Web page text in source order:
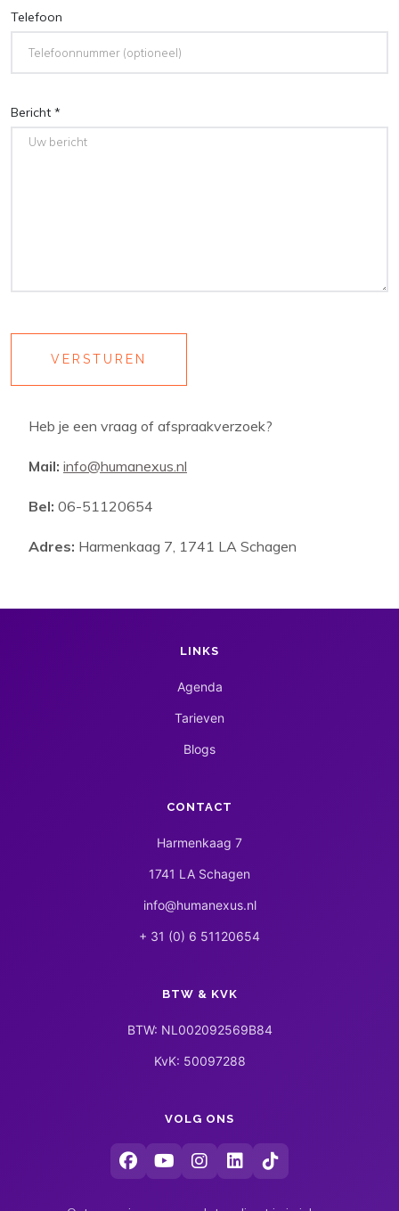
Telefoon
Bericht *
VERSTUREN
Heb je een vraag of afspraakverzoek?
Mail: info@humanexus.nl
Bel: 06-51120654
Adres: Harmenkaag 7, 1741 LA Schagen
LINKS
Agenda
Tarieven
Blogs
CONTACT
Harmenkaag 7
1741 LA Schagen
info@humanexus.nl
+ 31 (0) 6 51120654
BTW & KVK
BTW: NL002092569B84
KvK: 50097288
VOLG ONS